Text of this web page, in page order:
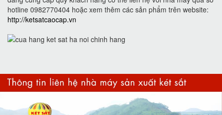
hotline 0982770404 hoặc xem thêm các sản phẩm trên website:
http://ketsatcaocap.vn